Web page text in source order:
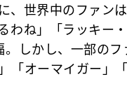
、世界中のファン
わね」「ラッキー
しかし、一部の
「オーマイガー」